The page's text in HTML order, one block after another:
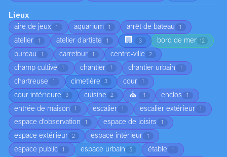
Lieux
aire de jeux 1 aquarium 1 arrêt de bateau 1
atelier 1 atelier d'artiste 1 🏢 3 bord de mer 12
bureau 1 carrefour 1 centre-ville 2
champ cultivé 1 chantier 1 chantier urbain 1
chartreuse 1 cimetière 3 cour 1
cour intérieure 3 cuisine 2 ⛪ 1 enclos 1
entrée de maison 1 escalier 1 escalier extérieur 1
espace d'observation 1 espace de loisirs 1
espace extérieur 2 espace intérieur 1
espace public 1 espace urbain 5 étable 1